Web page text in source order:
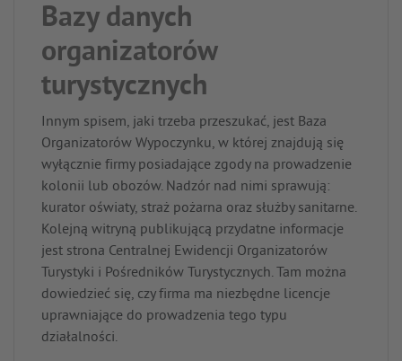
Bazy danych
organizatorów
turystycznych
Innym spisem, jaki trzeba przeszukać, jest Baza
Organizatorów Wypoczynku, w której znajdują się
wyłącznie firmy posiadające zgody na prowadzenie
kolonii lub obozów. Nadzór nad nimi sprawują:
kurator oświaty, straż pożarna oraz służby sanitarne.
Kolejną witryną publikującą przydatne informacje
jest strona Centralnej Ewidencji Organizatorów
Turystyki i Pośredników Turystycznych. Tam można
dowiedzieć się, czy firma ma niezbędne licencje
uprawniające do prowadzenia tego typu
działalności.